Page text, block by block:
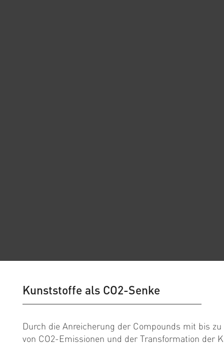
Kunststoffe als CO2-Senke
Durch die Anreicherung der Compounds mit bis
von CO2-Emissionen und der Transformation der